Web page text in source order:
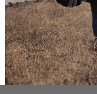
$47.960
productos